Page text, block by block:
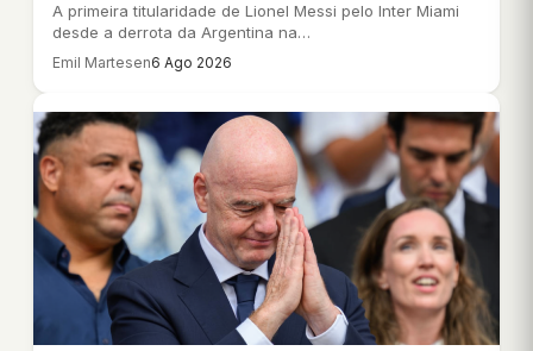
A primeira titularidade de Lionel Messi pelo Inter Miami
desde a derrota da Argentina na…
Emil Martesen6 Ago 2026